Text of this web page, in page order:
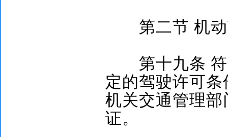
第二节 机
第十九条
定的驾驶许可
机关交通管理
证。